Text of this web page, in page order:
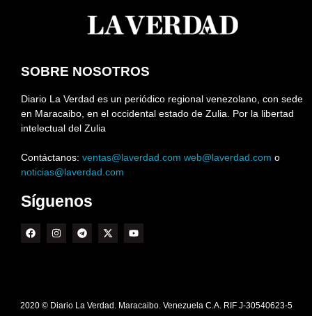
SOBRE NOSOTROS
Diario La Verdad es un periódico regional venezolano, con sede
en Maracaibo, en el occidental estado de Zulia. Por la libertad
intelectual del Zulia
Contáctanos: ventas@laverdad.com web@laverdad.com o
noticias@laverdad.com
Síguenos
2020 © Diario La Verdad. Maracaibo. Venezuela C.A. RIF J-30540623-5